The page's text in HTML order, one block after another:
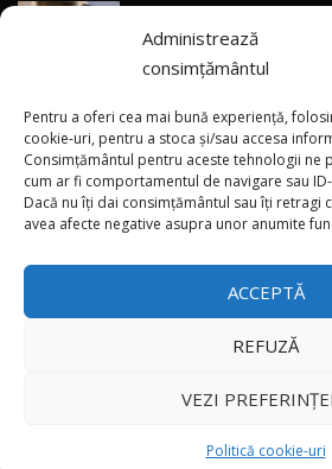
Administrează
consimțământul
Pentru a oferi cea mai bună experiență,
cookie-uri, pentru a stoca și/sau accesa
Consimțământul pentru aceste tehnologii ne
cum ar fi comportamentul de navigare sau
Dacă nu îți dai consimțământul sau îți retragi
avea afecte negative asupra unor anumite
ACCEPTĂ
REFUZĂ
VEZI
Politică cookie-uri
AutoBlog.MD
13:56
Noul Volvo EX90 / Test
32:06
33
MG RX5 - își merită
AutoBlog.MD
34
Noul DACIA DUSTER
română
Noul Mercedes-Benz E
Test Drive AutoBlog.MD
Explozie de vânzări
Auto! Livrările din 2026
cele din tot anul 2025
Vremea se schimbă
instabilitate
țării
„Nu suntem gata să
Tofan a anunțat
automobilelor din 2027